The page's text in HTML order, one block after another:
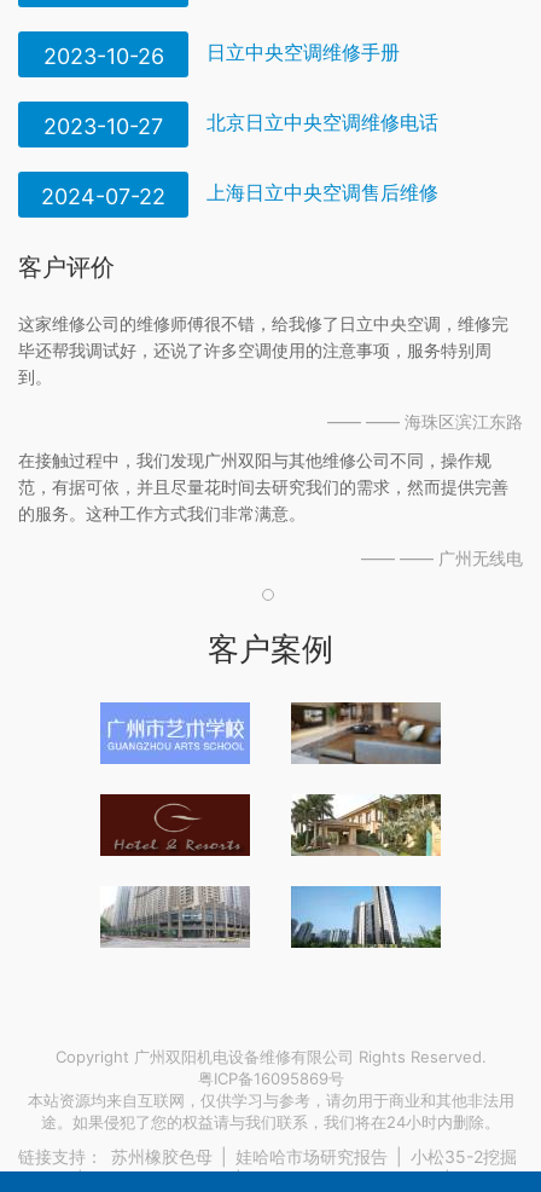
2023-10-26 日立中央空调维修手册
2023-10-27 北京日立中央空调维修电话
2024-07-22 上海日立中央空调售后维修
客户评价
这家维修公司的维修师傅很不错，给我修了日立中央空调，维修完
毕还帮我调试好，还说了许多空调使用的注意事项，服务特别周
到。
—— —— 海珠区滨江东路
在接触过程中，我们发现广州双阳与其他维修公司不同，操作规
范，有据可依，并且尽量花时间去研究我们的需求，然而提供完善
的服务。这种工作方式我们非常满意。
—— —— 广州无线电
客户案例
Copyright 广州双阳机电设备维修有限公司 Rights Reserved.
粤ICP备16095869号
本站资源均来自互联网，仅供学习与参考，请勿用于商业和其他非法用
途。如果侵犯了您的权益请与我们联系，我们将在24小时内删除。
链接支持： 苏州橡胶色母 娃哈哈市场研究报告
小松35-2挖掘